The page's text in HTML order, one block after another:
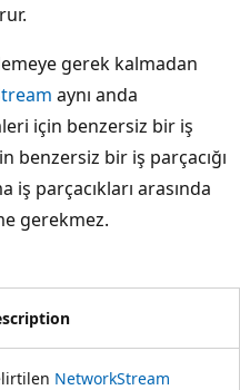
gerek kalmadan
aynı anda
için benzersiz bir iş
benzersiz bir iş parçacığı
parçacıkları arasında
gerekmez.
NetworkStream